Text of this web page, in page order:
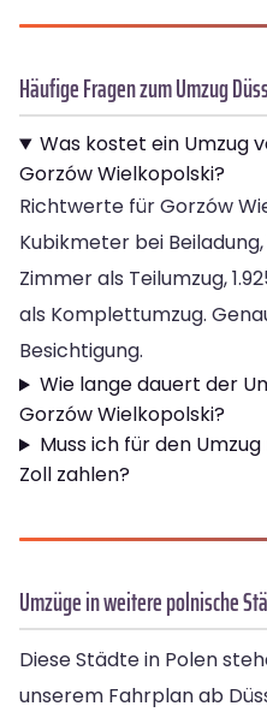
Häufige Fragen zum Umzug
Was kostet ein Umzug
Gorzów Wielkopolski?
Richtwerte für Gorzów
Kubikmeter bei Beiladung,
Zimmer als Teilumzug,
als Komplettumzug.
Besichtigung.
Wie lange dauert der
Gorzów Wielkopolski?
Muss ich für den
Zoll zahlen?
Umzüge in weitere polnische
Diese Städte in Polen
unserem Fahrplan ab